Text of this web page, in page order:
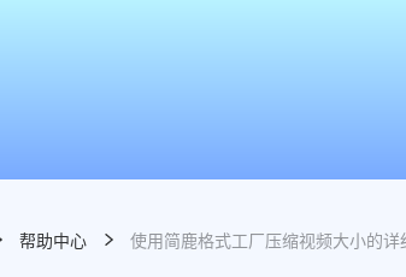
帮助中心 使用简鹿格式工厂压缩视频大小的详